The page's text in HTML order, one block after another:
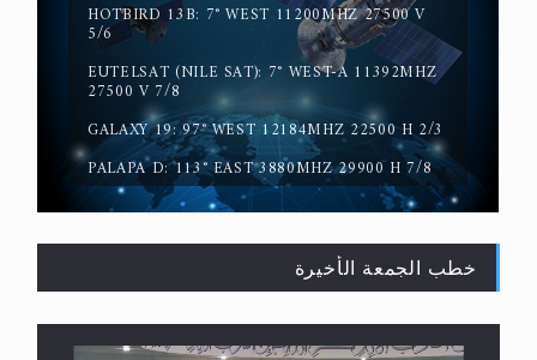
حقيقة المسيح الدجال
HOTBIRD 13B: 7° WEST 11200MHZ 27500 V
5/6
EUTELSAT (NILE SAT): 7° WEST-A 11392MHZ
27500 V 7/8
GALAXY 19: 97° WEST 12184MHZ 22500 H 2/3
PALAPA D: 113° EAST 3880MHZ 29900 H 7/8
خطب الجمعة الأخيرة